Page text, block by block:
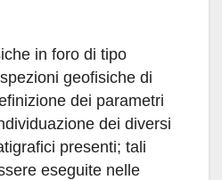
in foro di tipo
geofisiche di
dei parametri
dei diversi
presenti; tali
eseguite nelle